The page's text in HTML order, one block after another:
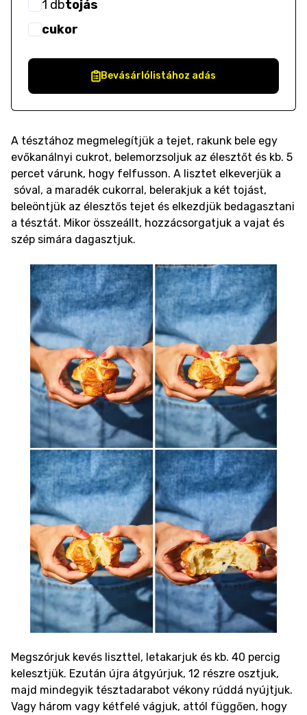
1 dbtojás
cukor
Bevásárlólistához adás
A tésztához megmelegítjük a tejet, rakunk bele egy
evőkanálnyi cukrot, belemorzsoljuk az élesztőt és kb. 5
percet várunk, hogy felfusson. A lisztet elkeverjük a
sóval, a maradék cukorral, belerakjuk a két tojást,
beleöntjük az élesztős tejet és elkezdjük bedagasztani
a tésztát. Mikor összeállt, hozzácsorgatjuk a vajat és
szép simára dagasztjuk.
Megszórjuk kevés liszttel, letakarjuk és kb. 40 percig
kelesztjük. Ezután újra átgyúrjuk, 12 részre osztjuk,
majd mindegyik tésztadarabot vékony rúddá nyújtjuk.
Vagy három vagy kétfelé vágjuk, attól függően, hogy